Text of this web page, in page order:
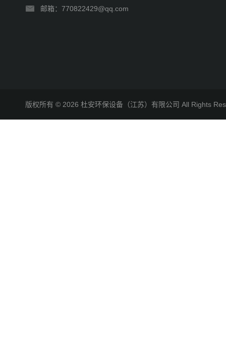
邮箱：770822429@qq.com
版权所有 © 2026 杜安环保设备（江苏）有限公司 All Rights